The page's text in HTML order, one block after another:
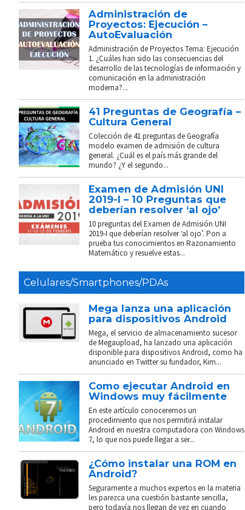
Administración de
Proyectos: Ejecución –
AutoEvaluación
Administración de Proyectos Tema: Ejecución
1. ¿Cuáles han sido las consecuencias del
desarrollo de las tecnologías de información y
comunicación en la administración
moderna?...
41 Preguntas de Geografía –
Cultura General
Colección de 41 preguntas de Geografía
modelo examen de admisión de cultura
general. ¿Cuál es el país más grande del
mundo? ¿Y el segundo...
Examen de Admisión UNI
2019-I – 10 Preguntas que
deberían resolver ‘al ojo’
10 preguntas del Examen de Admisión UNI
2019-I que deberían resolver ‘al ojo’. Pon a
prueba tus conocimientos en Razonamiento
Matemático y resuelve estas...
Celulares/Smartphones/PDAs
Mega lanza una aplicación
para dispositivos Android
Mega, el servicio de almacenamiento sucesor
de Megaupload, ha lanzado una aplicación
disponible para dispositivos Android, como ha
anunciado en Twitter su fundador, Kim...
Como ejecutar Android en
Windows muy fácilmente
En este artículo conoceremos un
procedimiento que nos permitirá instalar
Android en nuestra computadora con Windows
7, lo que nos puede llegar a ser...
¿Cómo instalar una ROM en
Android?
Seguramente a muchos expertos en la materia
les parezca una cuestión bastante sencilla,
pero todavía nos llegan de vez en cuando